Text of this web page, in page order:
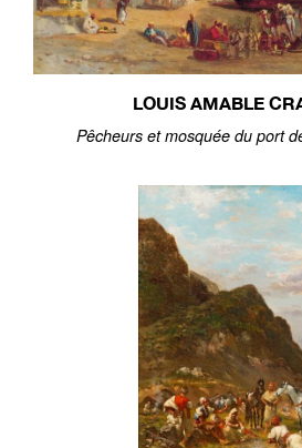
LOUIS AMABLE
Pêcheurs et mosquée du port